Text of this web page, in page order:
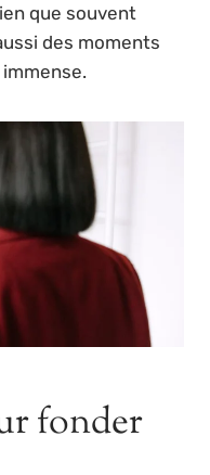
que souvent
des moments
fonder